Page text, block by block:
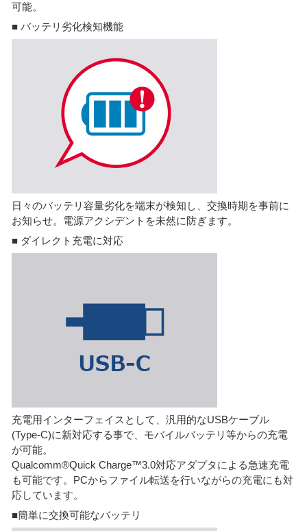
可能。
■ バッテリ劣化検知機能
日々のバッテリ容量劣化を端末が検知し、交換時期を事前に
お知らせ。電源アクシデントを未然に防ぎます。
■ ダイレクト充電に対応
充電用インターフェイスとして、汎用的なUSBケーブル
(Type-C)に新対応する事で、モバイルバッテリ等からの充電
が可能。
Qualcomm®Quick Charge™3.0対応アダプタによる急速充電
も可能です。PCからファイル転送を行いながらの充電にも対
応しています。
■簡単に交換可能なバッテリ